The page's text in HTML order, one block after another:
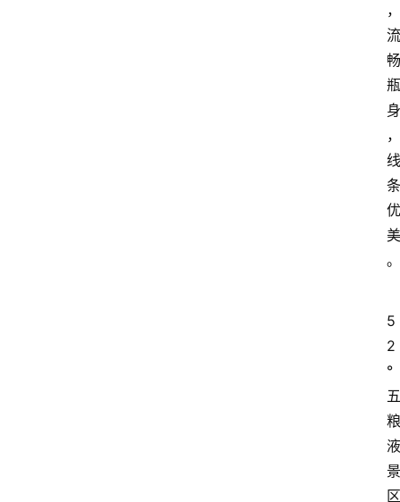
，
流
畅
瓶
身
，
线
条
优
美
。
5
2
°
五
粮
液
景
区